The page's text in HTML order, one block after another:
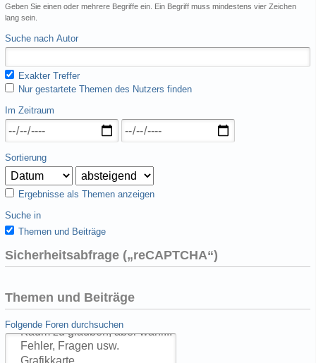
Geben Sie einen oder mehrere Begriffe ein. Ein Begriff muss mindestens vier Zeichen
lang sein.
Suche nach Autor
Exakter Treffer
Nur gestartete Themen des Nutzers finden
Im Zeitraum
Sortierung
Ergebnisse als Themen anzeigen
Suche in
Themen und Beiträge
Sicherheitsabfrage („reCAPTCHA“)
Themen und Beiträge
Folgende Foren durchsuchen